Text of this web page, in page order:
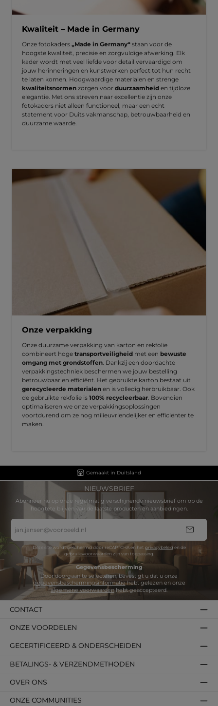
Kwaliteit – Made in Germany
Onze fotokaders „Made in Germany“ staan voor de
hoogste kwaliteit, precisie en zorgvuldige afwerking. Elk
kader wordt met veel liefde voor detail vervaardigd om
jouw herinneringen en kunstwerken perfect tot hun recht
te laten komen. Hoogwaardige materialen en strenge
kwaliteitsnormen zorgen voor duurzaamheid en tijdloze
elegantie. Met ons streven naar excellentie zijn onze
fotokaders niet alleen functioneel, maar een echt
statement voor Duits vakmanschap, betrouwbaarheid en
duurzame waarde.
Onze verpakking
Onze duurzame verpakking van karton en rekfolie
combineert hoge transportveiligheid met een bewuste
omgang met grondstoffen. Dankzij een doordachte
verpakkingstechniek beschermen we jouw bestelling
betrouwbaar en efficiënt. Het gebruikte karton bestaat uit
gerecycleerde materialen en is volledig herbruikbaar. Ook
de gebruikte rekfolie is 100% recycleerbaar. Bovendien
optimaliseren we onze verpakkingsoplossingen
voortdurend om ze nog milieuvriendelijker en efficiënter te
maken.
Gemaakt in Duitsland
NIEUWSBRIEF
Abonneer nu op onze regelmatig verschijnende nieuwsbrief om op de
hoogtete blijven van de laatste producten en aanbiedingen.
mailadres
*
Deze site wordt beschermd door reCAPTCHA en het privacybeleid en de
gebruiksvoorwaarden zijn van toepassing.
Gegevensbescherming
gegevensbeschermingsinformatie
algemene voorwaardenhebt geaccepteerd.
CONTACT
BETALINGS- & VERZENDMETHODEN
OVER ONS
GECERTIFICEERD & ONDERSCHEIDEN
ONZE VOORDELEN
ONZE COMMUNITIES